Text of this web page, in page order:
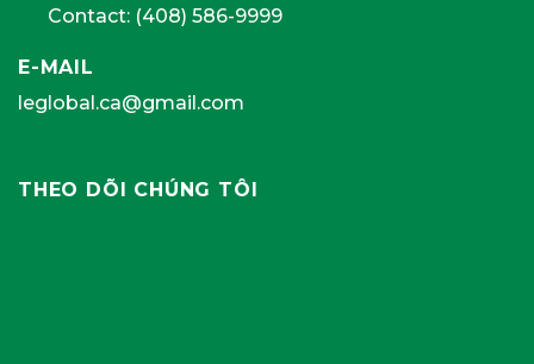
Contact: (408) 586-9999
E-MAIL
leglobal.ca@gmail.com
THEO DÕI CHÚNG TÔI